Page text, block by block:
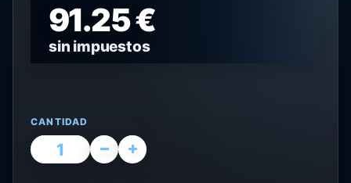
91.25 €
sin impuestos
CANTIDAD